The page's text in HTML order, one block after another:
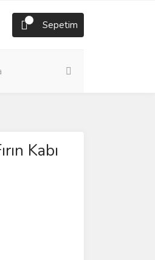
Sepetim
Kabı